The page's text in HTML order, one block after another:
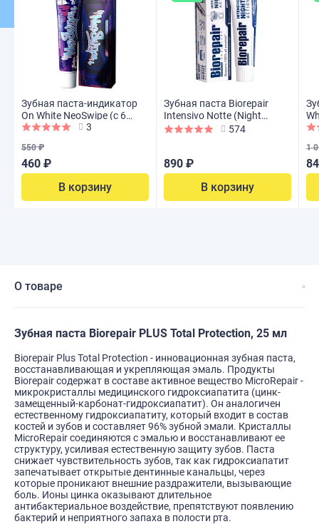
Зубная паста-индикатор
On White NeoSwipe (с 6
лет), 30 мл
3
550 ₽
460 ₽
В корзину
Зубная паста Biorepair
Intensivo Notte (Night
Repair), 75 мл 574
890 ₽
В корзину
1
О товаре
Зубная паста Biorepair PLUS Total Protection, 25 мл
Biorepair Plus Total Protection - инновационная зубная паста,
восстанавливающая и укрепляющая эмаль. Продукты
Biorepair содержат в составе активное вещество MicroRepair -
микрокристаллы медицинского гидроксиапатита (цинк-
замещенный-карбонат-гидроксиапатит). Он аналогичен
естественному гидроксиапатиту, который входит в состав
костей и зубов и составляет 96% зубной эмали. Кристаллы
MicroRepair соединяются с эмалью и восстанавливают ее
структуру, усиливая естественную защиту зубов. Паста
снижает чувствительность зубов, так как гидроксиапатит
запечатывает открытые дентинные канальцы, через
которые проникают внешние раздражители, вызывающие
боль. Ионы цинка оказывают длительное
антибактериальное воздействие, препятствуют появлению
бактерий и неприятного запаха в полости рта.